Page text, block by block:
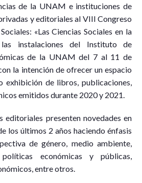
de la UNAM e instituciones de
y editoriales al VIII Congreso
«Las Ciencias Sociales en la
las instalaciones del Instituto de
de la UNAM del 7 al 11 de
la intención de ofrecer un espacio
exhibición de libros, publicaciones,
emitidos durante 2020 y 2021.
editoriales presenten novedades en
los últimos 2 años haciendo énfasis
de género, medio ambiente,
políticas económicas y públicas,
entre otros.